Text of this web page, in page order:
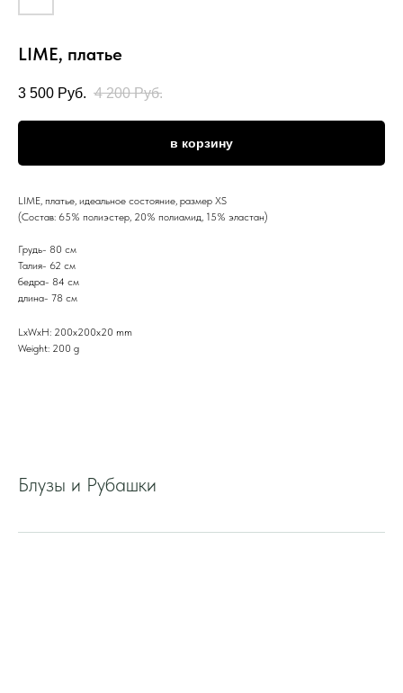
LIME, платье
3 500 Руб. 4 200 Руб.
в корзину
LIME, платье, идеальное состояние, размер XS
(Состав: 65% полиэстер, 20% полиамид, 15% эластан)
Грудь- 80 см
Талия- 62 см
бедра- 84 см
длина- 78 см
LxWxH: 200x200x20 mm
Weight: 200 g
Блузы и Рубашки